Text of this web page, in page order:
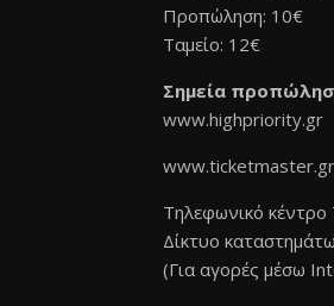
Προπώληση: 10€
Ταμείο: 12€
Σημεία
www.highpriority.gr
www.ticketmaster.gr
Τηλεφωνικό
Δίκτυο
(Για αγορές μέσω